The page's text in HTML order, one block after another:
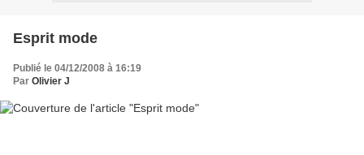
Esprit mode
Publié le 04/12/2008 à 16:19
Par Olivier J